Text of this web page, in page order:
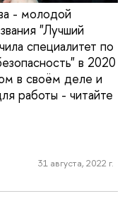
- молодой
"Лучший
специалитет по
в 2020
в своём деле и
работы - читайте
31 августа, 2022 г.